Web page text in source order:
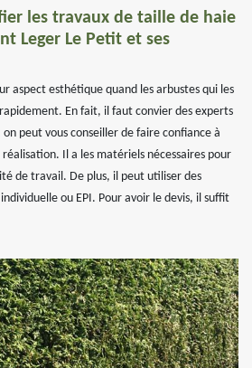
les travaux de taille de haie
Leger Le Petit et ses
aspect esthétique quand les arbustes qui les
En fait, il faut convier des experts
peut vous conseiller de faire confiance à
Il a les matériels nécessaires pour
de travail. De plus, il peut utiliser des
ou EPI. Pour avoir le devis, il suffit